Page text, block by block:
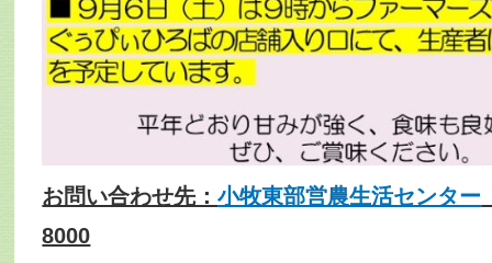
お問い合わせ先：小牧東部営農生活センター
8000